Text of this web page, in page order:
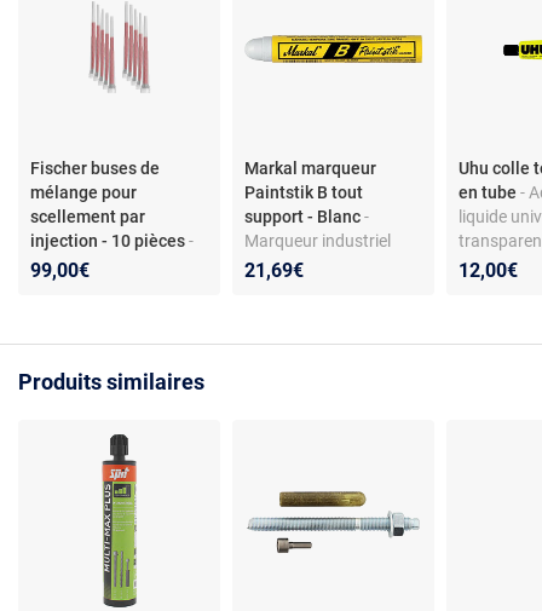
Fischer buses de
mélange pour
scellement par
injection - 10 pièces-
Buses mélangeuses
compatible systèmes
plastique – améliore la
performance du mortier
99,00€
Markal marqueur
Paintstik B tout
support - Blanc-
Marqueur industriel
tout support - Traçage
21,69€
Uhu colle
en tube-
liquide
rapide –
12,00€
Produits similaires